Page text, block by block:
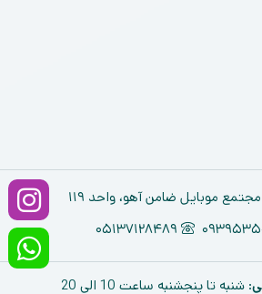
موبایل ضامن آهو، واحد ۱۱۹
05137128489
: شنبه تا پنجشنبه ساعت 10 الی 20